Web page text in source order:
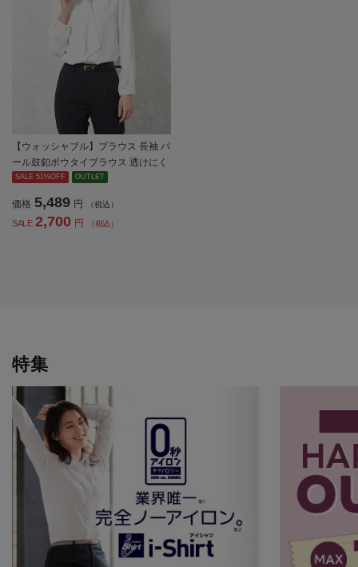
【ウォッシャブル】ブラウス 長袖 パ
ール鼓釦ボウタイブラウス 透けにく
い ストレッチ 無地 SOFFICE 通年
SALE 51%OFF OUTLET
価格 5,489 円 （税込）
SALE 2,700 円 （税込）
特集